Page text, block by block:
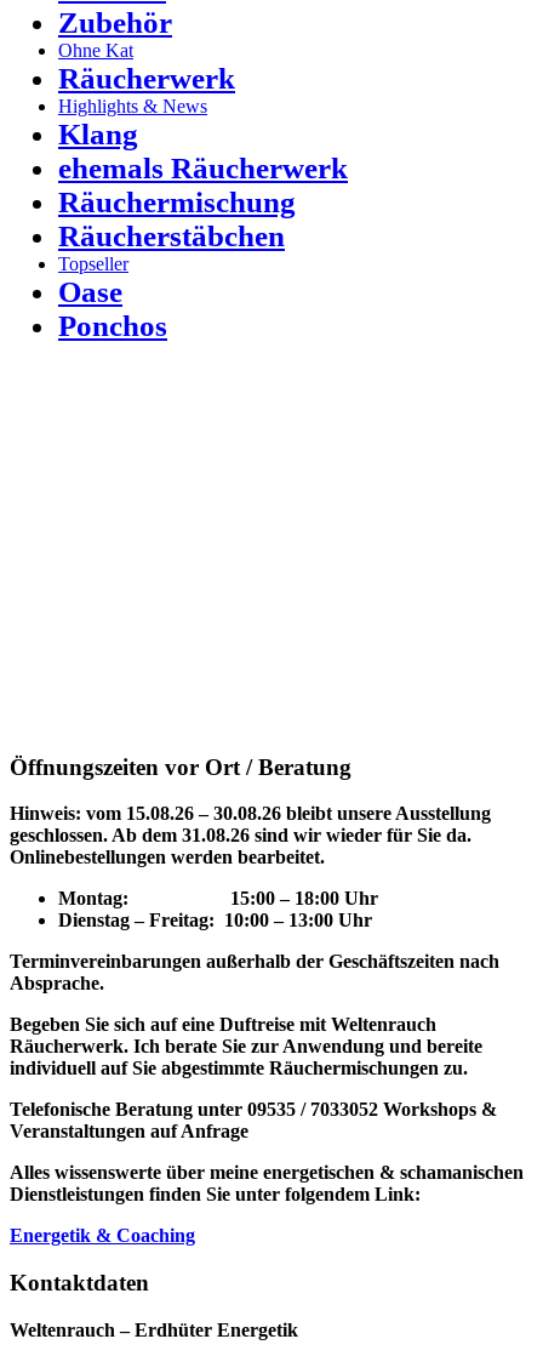
Zubehör
Ohne Kat
Räucherwerk
Highlights & News
Klang
ehemals Räucherwerk
Räuchermischung
Räucherstäbchen
Topseller
Oase
Ponchos
Öffnungszeiten vor Ort / Beratung
Hinweis: vom 15.08.26 – 30.08.26 bleibt unsere Ausstellung
geschlossen. Ab dem 31.08.26 sind wir wieder für Sie da.
Onlinebestellungen werden bearbeitet.
Montag: 15:00 – 18:00 Uhr
Dienstag – Freitag: 10:00 – 13:00 Uhr
Terminvereinbarungen außerhalb der Geschäftszeiten nach
Absprache.
Begeben Sie sich auf eine Duftreise mit Weltenrauch
Räucherwerk. Ich berate Sie zur Anwendung und bereite
individuell auf Sie abgestimmte Räuchermischungen zu.
Telefonische Beratung unter 09535 / 7033052 Workshops &
Veranstaltungen auf Anfrage
Alles wissenswerte über meine energetischen & schamanischen
Dienstleistungen finden Sie unter folgendem Link:
Energetik & Coaching
Kontaktdaten
Weltenrauch – Erdhüter Energetik